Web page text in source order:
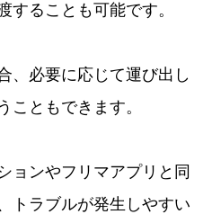
することも可能です。
、必要に応じて運び出し
こともできます。
ョンやフリマアプリと同
トラブルが発生しやすい